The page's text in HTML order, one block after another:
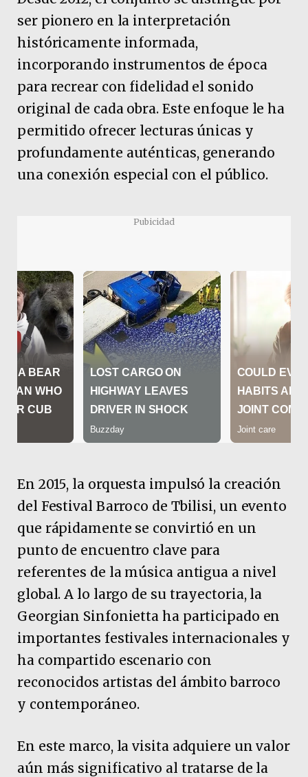
ser pionero en la interpretación
históricamente informada,
incorporando instrumentos de época
para recrear con fidelidad el sonido
original de cada obra. Este enfoque le ha
permitido ofrecer lecturas únicas y
profundamente auténticas, generando
una conexión especial con el público.
Pubicidad
En 2015, la orquesta impulsó la creación
del Festival Barroco de Tbilisi, un evento
que rápidamente se convirtió en un
punto de encuentro clave para
referentes de la música antigua a nivel
global. A lo largo de su trayectoria, la
Georgian Sinfonietta ha participado en
importantes festivales internacionales y
ha compartido escenario con
reconocidos artistas del ámbito barroco
y contemporáneo.
En este marco, la visita adquiere un valor
aún más significativo al tratarse de la